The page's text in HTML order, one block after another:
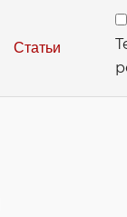
Статьи